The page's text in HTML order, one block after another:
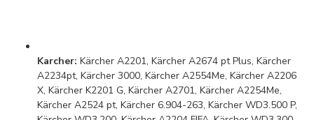
Karcher: Kärcher A2201, Kärcher A2674 pt Plus, Kärcher
A2234pt, Kärcher 3000, Kärcher A2554Me, Kärcher A2206
X, Kärcher K2201 G, Kärcher A2701, Kärcher A2254Me,
Kärcher A2524 pt, Kärcher 6.904-263, Kärcher WD3.500 P,